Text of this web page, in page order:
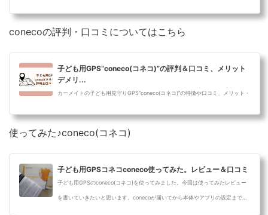
信が...
conecoの評判・口コミについてはこちら
子ども用GPS“coneco(コネコ)”の評判＆口コミ、メリット
デメリ...
カーメイトの子ども用見守りGPS“coneco(コネコ)”の特徴や口コミ、メリット・
金＆...
使ってみた♪coneco(コネコ)
子ども用GPSコネコconeco使ってみた。レビュー＆口コミ
子ども用GPSのconeco(コネコ)を使ってみました。今回は使ってみたレビュー
を書いていきたいと思います。conecoが届いてから本体やアプリの設定までの